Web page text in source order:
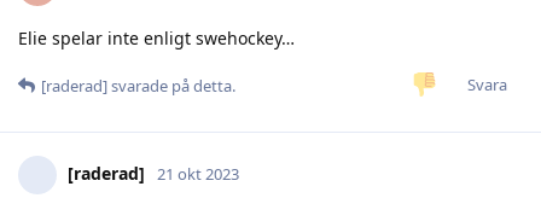
Elie spelar inte enligt swehockey…
Svara
[raderad]svarade på detta.
[raderad] 21 okt 2023